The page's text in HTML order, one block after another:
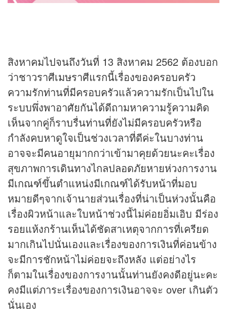
สิงหาคมไปจนถึงวันที่ 13 สิงหาคม 2562 ต้องบอก
ว่าชาวราศีเมษราศีแรกนี้เรื่องของครอบครัว
ความรักท่านที่มีครอบครัวแล้วความรักเป็นไปใน
ระบบพึ่งพาอาศัยกันได้ดีถามหาความรู้ความคิด
เห็นจากคู่ก็ราบรื่นท่านที่ยังไม่มีครอบครัวหรือ
กำลังคบหาดูใจเป็นช่วงเวลาที่ดีค่ะในบางท่าน
อาจจะมีคนอายุมากกว่าเข้ามาคุยด้วยนะคะเรื่อง
สุขภาพการเดินทางไกลปลอดภัยหายห่วงการงาน
มีเกณฑ์ขึ้นตำแหน่งมีเกณฑ์ได้รับหน้าที่มอบ
หมายดีๆจากเจ้านายส่วนเรื่องที่น่าเป็นห่วงนั้นคือ
เรื่องผิวหน้าและใบหน้าช่วงนี้ไม่ค่อยอิ่มเอิบ มีร่อง
รอยแห้งกร้านเห็นได้ชัดสาเหตุจากการที่เครียด
มากเกินไปนั่นเองและเรื่องของการเงินที่ค่อนข้าง
จะมีการชักหน้าไม่ค่อยจะถึงหลัง แต่อย่างไร
ก็ตามในเรื่องของการงานนั้นท่านยังคงดีอยู่นะคะ
คงมีแต่ภาระเรื่องของการเงินอาจจะ over เกินตัว
นั่นเอง